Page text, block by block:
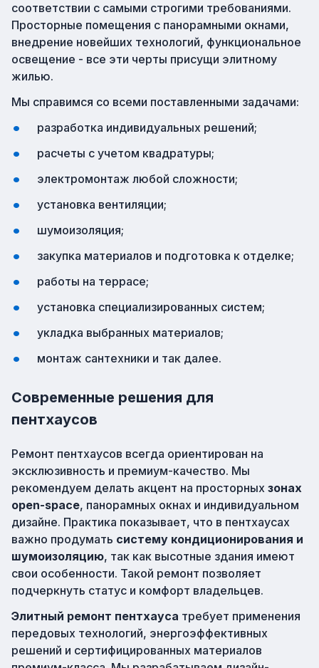
соответствии с самыми строгими требованиями.
Просторные помещения с панорамными окнами,
внедрение новейших технологий, функциональное
освещение - все эти черты присущи элитному
жилью.
Мы справимся со всеми поставленными задачами:
разработка индивидуальных решений;
расчеты с учетом квадратуры;
электромонтаж любой сложности;
установка вентиляции;
шумоизоляция;
закупка материалов и подготовка к отделке;
работы на террасе;
установка специализированных систем;
укладка выбранных материалов;
монтаж сантехники и так далее.
Современные решения для
пентхаусов
Ремонт пентхаусов всегда ориентирован на
эксклюзивность и премиум-качество. Мы
рекомендуем делать акцент на просторных зонах
open-space, панорамных окнах и индивидуальном
дизайне. Практика показывает, что в пентхаусах
важно продумать систему кондиционирования и
шумоизоляцию, так как высотные здания имеют
свои особенности. Такой ремонт позволяет
подчеркнуть статус и комфорт владельцев.
Элитный ремонт пентхауса требует применения
передовых технологий, энергоэффективных
решений и сертифицированных материалов